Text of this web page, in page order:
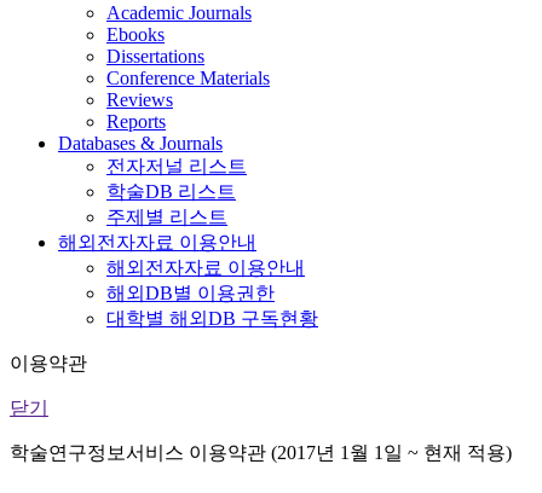
Academic Journals
Ebooks
Dissertations
Conference Materials
Reviews
Reports
Databases & Journals
전자저널 리스트
학술DB 리스트
주제별 리스트
해외전자자료 이용안내
해외전자자료 이용안내
해외DB별 이용권한
대학별 해외DB 구독현황
이용약관
닫기
학술연구정보서비스 이용약관 (2017년 1월 1일 ~ 현재 적용)